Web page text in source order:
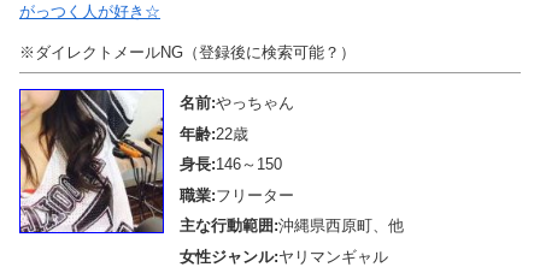
がっつく人が好き☆
※ダイレクトメールNG（登録後に検索可能？）
名前:やっちゃん
年齢:22歳
身長:146～150
職業:フリーター
主な行動範囲:沖縄県西原町、他
女性ジャンル:ヤリマンギャル